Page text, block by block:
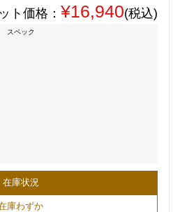
ト価格： ¥16,940(税込)
スペック
在庫状況
庫わずか